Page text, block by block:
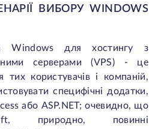
ВИБОРУ WINDOWS
Windows для хостингу з
серверами (VPS) - це
тих користувачів і компаній,
специфічні додатки,
або ASP.NET; очевидно, що
природно, повинні